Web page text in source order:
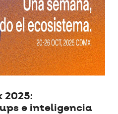
2025:
e inteligencia